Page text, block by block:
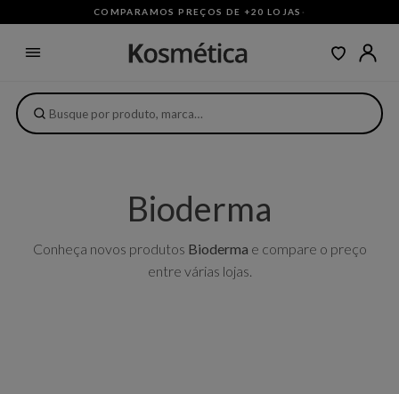
COMPARAMOS PREÇOS DE +20 LOJAS ·
Bioderma
Conheça novos produtos Bioderma e compare o preço
entre várias lojas.